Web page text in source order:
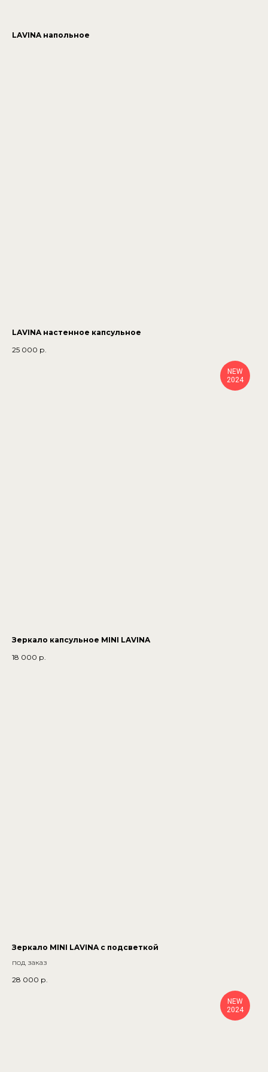
LAVINA напольное
LAVINA настенное капсульное
25 000 р.
NEW
2024
Зеркало капсульное MINI LAVINA
18 000 р.
Зеркало MINI LAVINA с подсветкой
под заказ
28 000 р.
NEW
2024